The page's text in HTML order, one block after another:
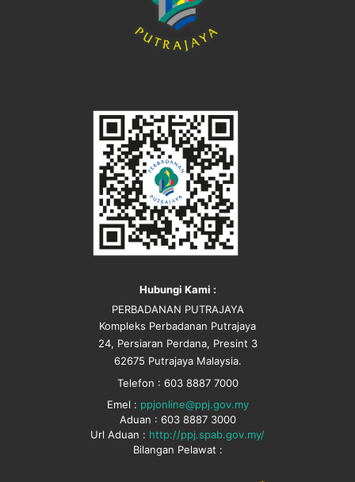
Hubungi Kami :
PERBADANAN PUTRAJAYA
Kompleks Perbadanan Putrajaya
24, Persiaran Perdana, Presint 3
62675 Putrajaya Malaysia.
Telefon : 603 8887 7000
Emel : ppjonline@ppj.gov.my
Aduan : 603 8887 3000
Url Aduan : http://ppj.spab.gov.my/
Bilangan Pelawat :